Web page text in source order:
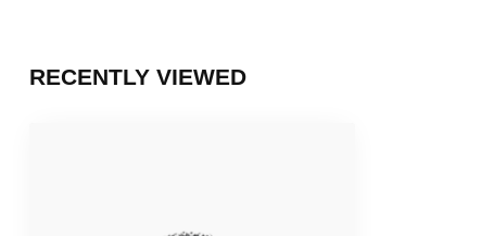
RECENTLY VIEWED